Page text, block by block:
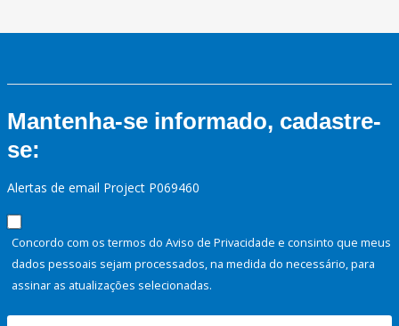
Mantenha-se informado, cadastre-
se:
Alertas de email Project P069460
Concordo com os termos do Aviso de Privacidade e consinto que meus
dados pessoais sejam processados, na medida do necessário, para
assinar as atualizações selecionadas.